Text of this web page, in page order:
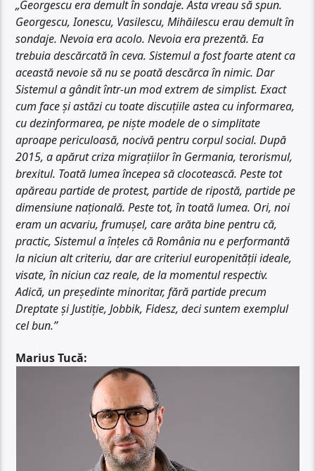
„Georgescu era demult în sondaje. Asta vreau să spun.
Georgescu, Ionescu, Vasilescu, Mihăilescu erau demult în
sondaje. Nevoia era acolo. Nevoia era prezentă. Ea
trebuia descărcată în ceva. Sistemul a fost foarte atent ca
această nevoie să nu se poată descărca în nimic. Dar
Sistemul a gândit într-un mod extrem de simplist. Exact
cum face și astăzi cu toate discuțiile astea cu informarea,
cu dezinformarea, pe niște modele de o simplitate
aproape periculoasă, nocivă pentru corpul social. După
2015, a apărut criza migrațiilor în Germania, terorismul,
brexitul. Toată lumea începea să clocotească. Peste tot
apăreau partide de protest, partide de ripostă, partide pe
dimensiune națională. Peste tot, în toată lumea. Ori, noi
eram un acvariu, frumușel, care arăta bine pentru că,
practic, Sistemul a înțeles că România nu e performantă
la niciun alt criteriu, dar are criteriul europenității ideale,
visate, în niciun caz reale, de la momentul respectiv.
Adică, un președinte minoritar, fără partide precum
Dreptate și Justiție, Jobbik, Fidesz, deci suntem exemplul
cel bun.”
Marius Tucă: